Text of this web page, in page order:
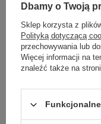
Masz pytanie?
skład materiału : 100%
sposób prania : pranie w
Dbamy o Twoją
Sklep korzysta z
Polityką dotyczącą
przechowywania lub
Więcej informacji na
znaleźć także na